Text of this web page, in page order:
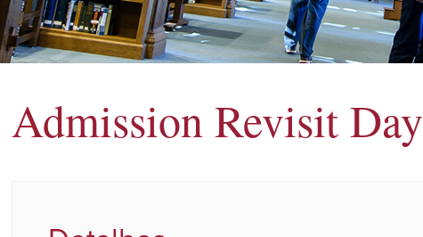
Admission Revisit Day